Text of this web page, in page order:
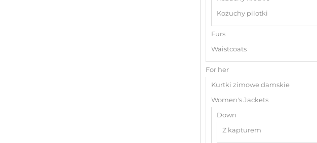
Kożuchy pilotki
Furs
Waistcoats
For her
Kurtki zimowe damskie
Women's Jackets
Down
Z kapturem